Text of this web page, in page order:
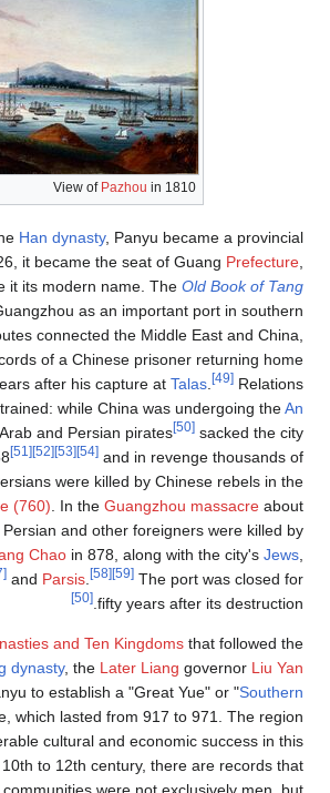
View ofPazhou
into theHan dynasty , Panyu became a
In AD 226, it became the seat of Guang
gave it its modern name. TheOld Book of
Guangzhou as an important port in
routes connected the Middle East and
the records of a Chinese prisoner returning
years after his capture atTalas.
often strained: while China was undergoing
, Arab and Persian pirates
sacked
758
[51]
and in revenge
and Persians were killed by Chinese rebels
(760). In theGuangzhou massacre
Arab, Persian and other foreigners were
Huang Chaoin 878, along with the city's
andParsis.
The port was
fifty years after its
Five Dynasties and Ten Kingdomsthat
theTang dynasty, theLater Lianggovernor
at Panyu to establish a "Great Yue" or "
" empire, which lasted from 917 to 971. The
considerable cultural and economic success
the 10th to 12th century, there are